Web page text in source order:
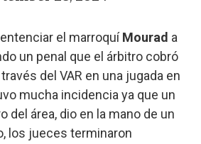
el marroquíMourad a
un penal que el árbitro cobró
del VAR en una jugada en
mucha incidencia ya que un
del área, dio en la mano de un
los jueces terminaron